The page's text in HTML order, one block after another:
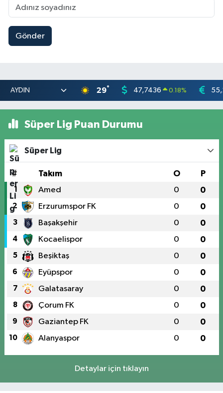
Gönder
29° 47,7436 0.18%
Süper Lig Puan Durumu
Süper Lig
# Takım O P
1 Amed 0 0
2 Erzurumspor FK 0 0
3 Başakşehir 0 0
4 Kocaelispor 0 0
5 Beşiktaş 0 0
6 Eyüpspor 0 0
7 Galatasaray 0 0
8 Çorum FK 0 0
9 Gaziantep FK 0 0
10 Alanyaspor 0 0
Detaylar için tıklayın